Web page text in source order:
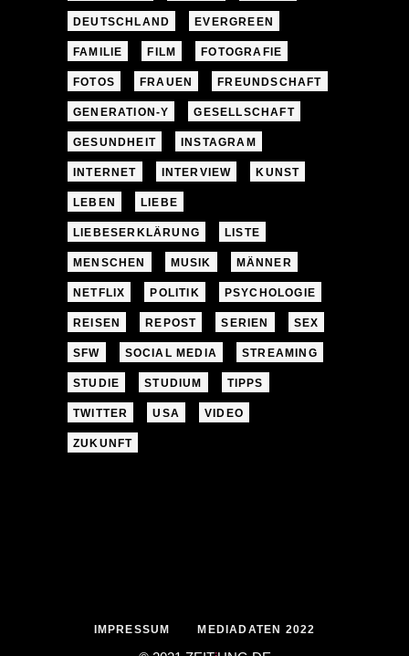
DEUTSCHLAND EVERGREEN
FAMILIE FILM FOTOGRAFIE
FOTOS FRAUEN FREUNDSCHAFT
GENERATION-Y GESELLSCHAFT
GESUNDHEIT INSTAGRAM
INTERNET INTERVIEW KUNST
LEBEN LIEBE
LIEBESERKLÄRUNG LISTE
MENSCHEN MUSIK MÄNNER
NETFLIX POLITIK PSYCHOLOGIE
REISEN REPOST SERIEN SEX
SFW SOCIAL MEDIA STREAMING
STUDIE STUDIUM TIPPS
TWITTER USA VIDEO
ZUKUNFT
IMPRESSUM MEDIADATEN 2022